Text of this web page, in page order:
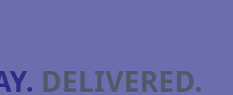
DELIVERED.